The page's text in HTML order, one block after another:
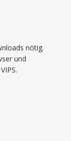
nötig.
und